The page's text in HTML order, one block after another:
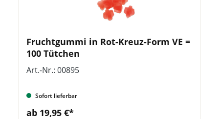
Fruchtgummi in Rot-Kreuz-Form VE =
100 Tütchen
Art.-Nr.: 00895
Sofort lieferbar
ab 19,95 €*